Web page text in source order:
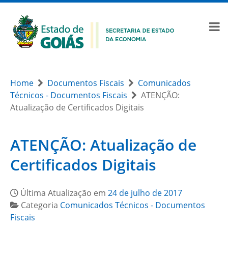
Home Documentos Fiscais
Comunicados
Técnicos - Documentos Fiscais
ATENÇÃO:
Atualização de Certificados Digitais
ATENÇÃO: Atualização de
Certificados Digitais
Última Atualização em 24 de julho de 2017
Categoria Comunicados Técnicos - Documentos
Fiscais